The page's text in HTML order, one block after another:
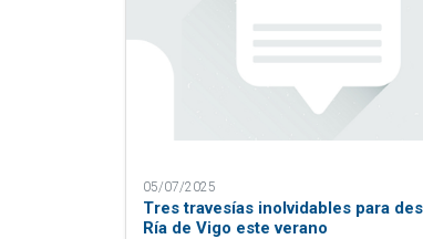
05/07/2025
Tres travesías inolvidables para
Ría de Vigo este verano